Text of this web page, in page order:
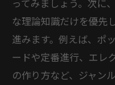
ってみましょう。次に
な理論知識だけを優先
進みます。例えば、ポ
ードや定番進行、エレ
の作り方など、ジャン